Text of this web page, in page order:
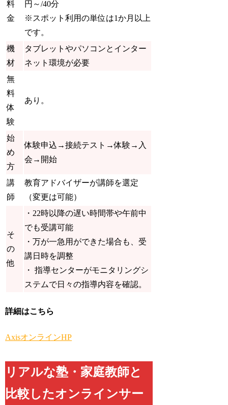
料
金
円～/40分
※スポット利用の単位は1か月以上
です。
機
材
タブレットやパソコンとインター
ネット環境が必要
無
料
体
験
あり。
始
め
方
体験申込→接続テスト →体験→入
会→開始
講
師
教育アドバイザーが講師を選定
（変更は可能）
そ
の
他
・22時以降の遅い時間帯や午前中
でも受講可能
・万が一急用ができた場合も、受
講日時を調整
・ 指導センターがモニタリングシ
ステムで日々の指導内容を確認。
詳細はこちら
AxisオンラインHP
リアルな塾・家庭教師と
比較したオンラインサー